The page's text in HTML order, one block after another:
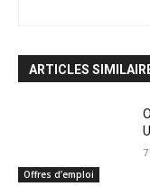
ARTICLES
Offres d’emploi